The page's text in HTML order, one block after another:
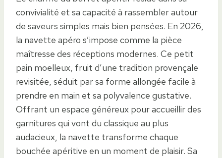
convivialité et sa capacité à rassembler autour
de saveurs simples mais bien pensées. En 2026,
la navette apéro s’impose comme la pièce
maîtresse des réceptions modernes. Ce petit
pain moelleux, fruit d’une tradition provençale
revisitée, séduit par sa forme allongée facile à
prendre en main et sa polyvalence gustative.
Offrant un espace généreux pour accueillir des
garnitures qui vont du classique au plus
audacieux, la navette transforme chaque
bouchée apéritive en un moment de plaisir. Sa